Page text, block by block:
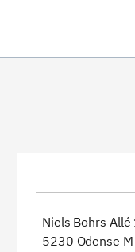
Niels Bohrs Allé
5230 Odense M